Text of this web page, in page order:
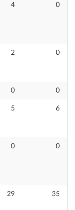
4 0
2 0
0 0
5 6
0 0
29 35